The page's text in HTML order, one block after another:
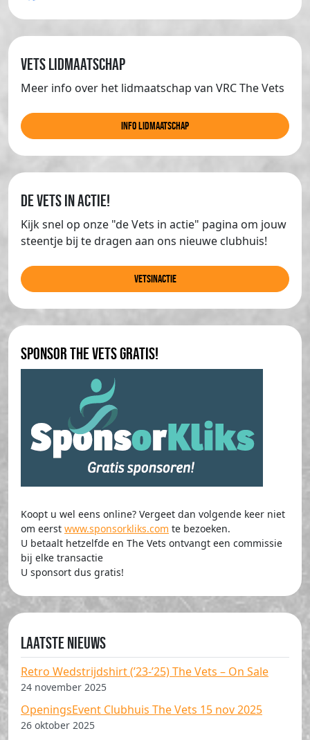
Vets lidmaatschap
Meer info over het lidmaatschap van VRC The Vets
info lidmaatschap
de Vets in actie!
Kijk snel op onze "de Vets in actie" pagina om jouw
steentje bij te dragen aan ons nieuwe clubhuis!
Vetsinactie
Sponsor The Vets gratis!
Koopt u wel eens online? Vergeet dan volgende keer niet
om eerst www.sponsorkliks.com te bezoeken.
U betaalt hetzelfde en The Vets ontvangt een commissie
bij elke transactie
U sponsort dus gratis!
Laatste nieuws
Retro Wedstrijdshirt (’23-’25) The Vets – On Sale
24 november 2025
OpeningsEvent Clubhuis The Vets 15 nov 2025
26 oktober 2025